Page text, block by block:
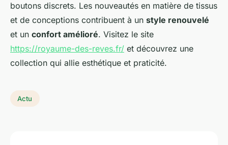
boutons discrets. Les nouveautés en matière de tissus
et de conceptions contribuent à un style renouvelé
et un confort amélioré. Visitez le site
https://royaume-des-reves.fr/ et découvrez une
collection qui allie esthétique et praticité.
Actu